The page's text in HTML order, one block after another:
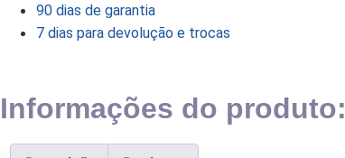
quantidade90 dias de garantia
7 dias para devolução e trocas
Informações do produto: